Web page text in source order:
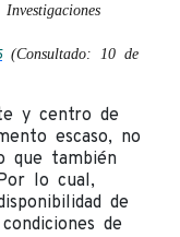
(Consultado: 10 de
y centro de
escaso, no
que también
lo cual,
de
de